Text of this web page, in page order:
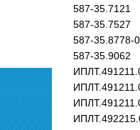
587-35.7121
587-35.7527
587-35.8778-
587-35.9062